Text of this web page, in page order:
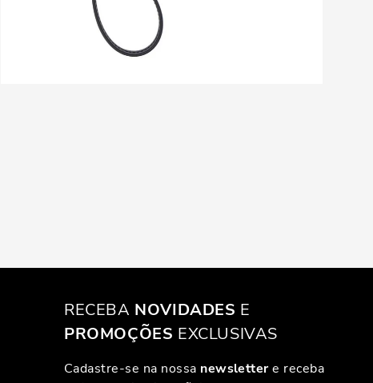
RECEBA NOVIDADES E
PROMOÇÕES EXCLUSIVAS
Cadastre-se na nossa newslettere receba